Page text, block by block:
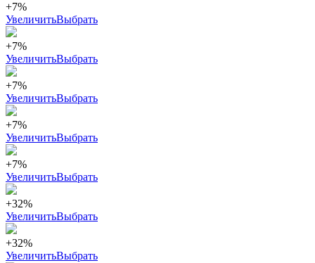
+7%
УвеличитьВыбрать
+7%
УвеличитьВыбрать
+7%
УвеличитьВыбрать
+7%
УвеличитьВыбрать
+7%
УвеличитьВыбрать
+32%
УвеличитьВыбрать
+32%
УвеличитьВыбрать